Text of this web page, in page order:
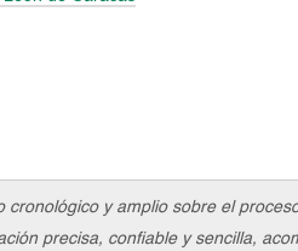
y amplio sobre el
precisa, confiable y sencilla,